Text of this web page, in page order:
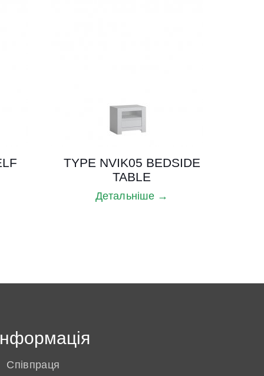
TYPE NVIK05 BEDSIDE
TABLE
Детальніше →
Співпраця